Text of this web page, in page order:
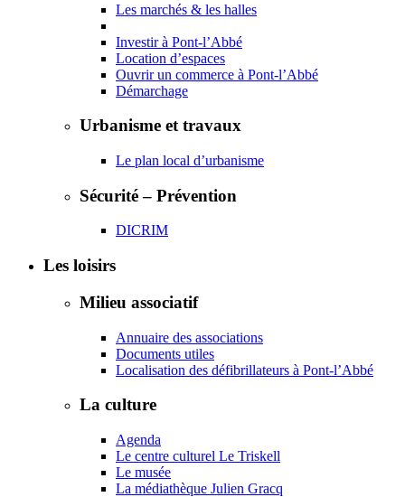
Les marchés & les halles
Investir à Pont-l’Abbé
Location d’espaces
Ouvrir un commerce à Pont-l’Abbé
Démarchage
Urbanisme et travaux
Le plan local d’urbanisme
Sécurité – Prévention
DICRIM
Les loisirs
Milieu associatif
Annuaire des associations
Documents utiles
Localisation des défibrillateurs à Pont-l’Abbé
La culture
Agenda
Le centre culturel Le Triskell
Le musée
La médiathèque Julien Gracq